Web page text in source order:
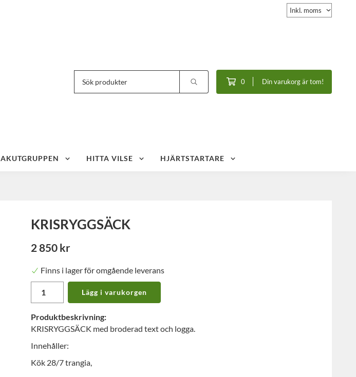
0 Din varukorg är tom!
AKUTGRUPPEN HITTA VILSE HJÄRTSTARTARE
KRISRYGGSÄCK
2 850 kr
Finns i lager för omgående leverans
Lägg i varukorgen
Produktbeskrivning:
KRISRYGGSÄCK med broderad text och logga.
Innehåller:
Kök 28/7 trangia,